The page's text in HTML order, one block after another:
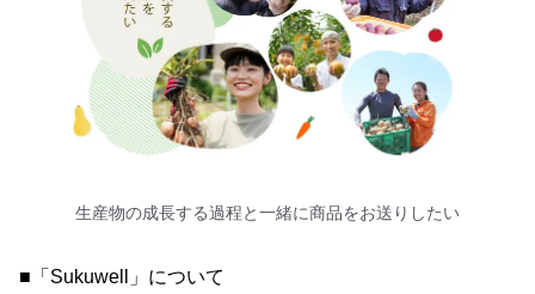
生産物の成長する過程と一緒に商品をお送りしたい
■「Sukuwell」について